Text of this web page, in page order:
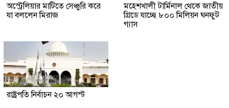
অস্ট্রেলিয়ার মাটিতে সেঞ্চুরি করে
যা বললেন মিরাজ
মহেশখালী টার্মিনাল থেকে জাতীয়
গ্রিডে যাচ্ছে ৮০০ মিলিয়ন ঘনফুট
গ্যাস
রাষ্ট্রপতি নির্বাচন ২০ আগস্ট